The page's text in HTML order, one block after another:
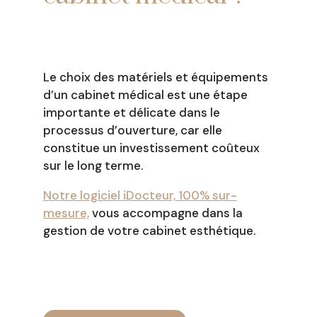
Le choix des matériels et équipements
d’un cabinet médical est une étape
importante et délicate dans le
processus d’ouverture, car elle
constitue un investissement coûteux
sur le long terme.
Notre logiciel iDocteur, 100% sur-
mesure,vous accompagne dans la
gestion de votre cabinet esthétique.